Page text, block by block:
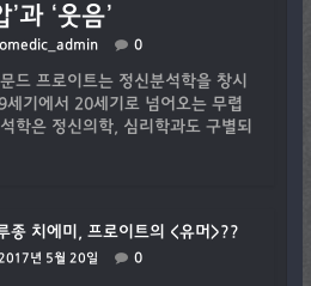
과 ‘웃음’
0
드 프로이트는 정신분석학을 창시
세기에서 20세기로 넘어오는 무렵
학은 정신의학, 심리학과도 구별되
종 치에미, 프로이트의 <유머>??
2017년 5월 20일 0